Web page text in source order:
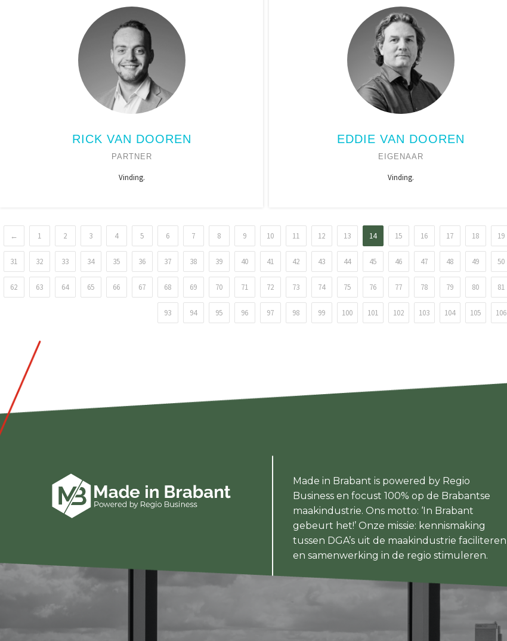
RICK VAN DOOREN
PARTNER
Vinding.
EDDIE VAN DOOREN
EIGENAAR
Vinding.
← 1 2 3 4 5 6 7 8 9 10 11 12 13 14 15 16 17 18 19
31 32 33 34 35 36 37 38 39 40 41 42 43 44 45 46 47 48 49 50
62 63 64 65 66 67 68 69 70 71 72 73 74 75 76 77 78 79 80 81
93 94 95 96 97 98 99 100 101 102 103 104 105 106
Made in Brabant is powered by Regio
Business en focust 100% op de Brabantse
maakindustrie. Ons motto: ‘In Brabant
gebeurt het!’ Onze missie: kennismaking
tussen DGA’s uit de maakindustrie faciliteren
en samenwerking in de regio stimuleren.